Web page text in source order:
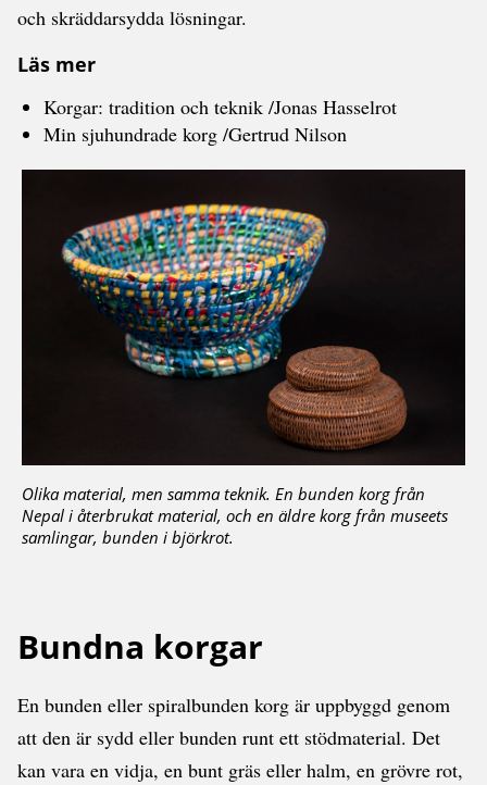
och skräddarsydda lösningar.
Läs mer
Korgar: tradition och teknik /Jonas Hasselrot
Min sjuhundrade korg /Gertrud Nilson
Olika material, men samma teknik. En bunden korg från
Nepal i återbrukat material, och en äldre korg från museets
samlingar, bunden i björkrot.
Bundna korgar
En bunden eller spiralbunden korg är uppbyggd genom
att den är sydd eller bunden runt ett stödmaterial. Det
kan vara en vidja, en bunt gräs eller halm, en grövre rot,